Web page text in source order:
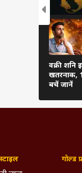
वक्री शनि
खतरनाक,
बचें जानें
गोल्ड